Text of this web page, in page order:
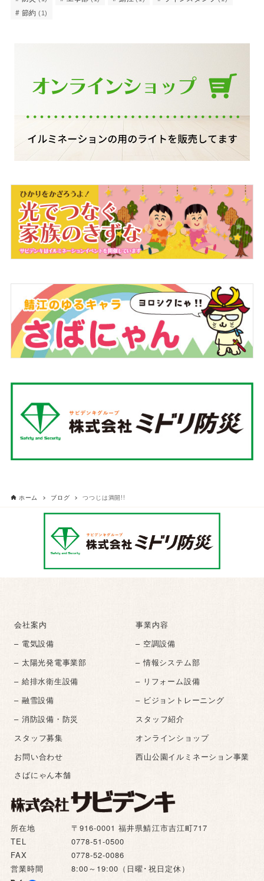
節約 (1)
ホーム ブログ つつじは満開!!
所在地
〒916-0001 福井県鯖江市吉江町717
TEL
0778-51-0500
FAX
0778-52-0086
営業時間
8:00～19:00（日曜･祝日定休）
会社案内
事業内容
– 電気設備
– 空調設備
– 太陽光発電事業部
– 情報システム部
– 給排水衛生設備
– リフォーム設備
– 融雪設備
– ビジョントレーニング
– 消防設備・防災
スタッフ紹介
スタッフ募集
オンラインショップ
お問い合わせ
西山公園イルミネーション事業
さばにゃん本舗